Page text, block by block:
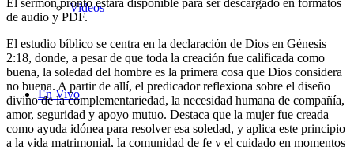
Videos
En Vivo
de audio y PDF.
El estudio bíblico se centra en la declaración de Dios en Génesis
2:18, donde, a pesar de que toda la creación fue calificada como
buena, la soledad del hombre es la primera cosa que Dios considera
no buena. A partir de allí, el predicador reflexiona sobre el diseño
divino de la complementariedad, la necesidad humana de compañía,
amor, seguridad y apoyo mutuo. Destaca que la mujer fue creada
como ayuda idónea para resolver esa soledad, y aplica este principio
a la vida matrimonial, la comunidad de fe y el cuidado en momentos